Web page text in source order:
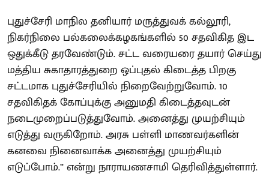
புதுச்சேரி மாநில தனியார் மருத்துவக் கல்லூரி,
நிகர்நிலை பல்கலைக்கழகங்களில் 50 சதவிகித இட
ஒதுக்கீடு தரவேண்டும். சட்ட வரையரை தயார் செய்து
மத்திய சுகாதாரத்துறை ஒப்புதல் கிடைத்த பிறகு
சட்டமாக புதுச்சேரியில் நிறைவேற்றுவோம். 10
சதவிகிதக் கோப்புக்கு அனுமதி கிடைத்தவுடன்
நடைமுறைப்படுத்துவோம். அனைத்து முயற்சியும்
எடுத்து வருகிறோம். அரசு பள்ளி மாணவர்களின்
கனவை நினைவாக்க அனைத்து முயற்சியும்
எடுப்போம்.” என்று நாராயணசாமி தெரிவித்துள்ளார்.